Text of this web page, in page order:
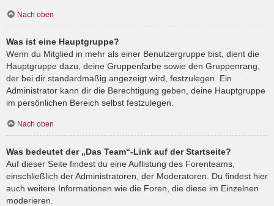
Nach oben
Was ist eine Hauptgruppe?
Wenn du Mitglied in mehr als einer Benutzergruppe bist, dient die
Hauptgruppe dazu, deine Gruppenfarbe sowie den Gruppenrang,
der bei dir standardmäßig angezeigt wird, festzulegen. Ein
Administrator kann dir die Berechtigung geben, deine Hauptgruppe
im persönlichen Bereich selbst festzulegen.
Nach oben
Was bedeutet der „Das Team“-Link auf der Startseite?
Auf dieser Seite findest du eine Auflistung des Forenteams,
einschließlich der Administratoren, der Moderatoren. Du findest hier
auch weitere Informationen wie die Foren, die diese im Einzelnen
moderieren.